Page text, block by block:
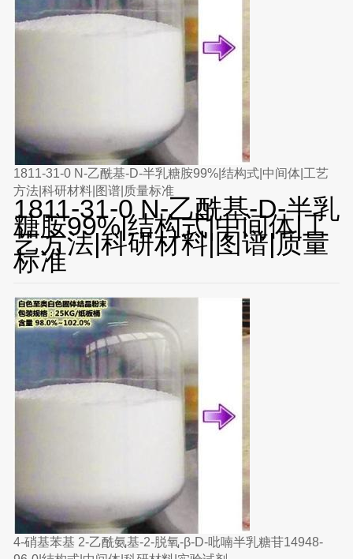
1811-31-0 N-乙酰基-D-半乳糖胺99%|结构式|中间体|工艺
方法|科研材料|图谱|质量标准
1811-31-0 N-乙酰基-D-半乳
糖胺99%|结构式|中间体|工
艺方法|科研材料|图谱|质量
标准
4-硝基苯基 2-乙酰氨基-2-脱氧-β-D-吡喃半乳糖苷14948-